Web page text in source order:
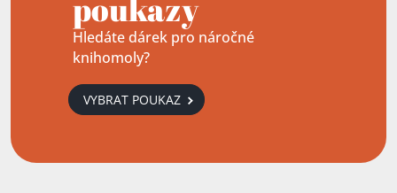
poukazy
Hledáte dárek pro náročné
knihomoly?
VYBRAT POUKAZ